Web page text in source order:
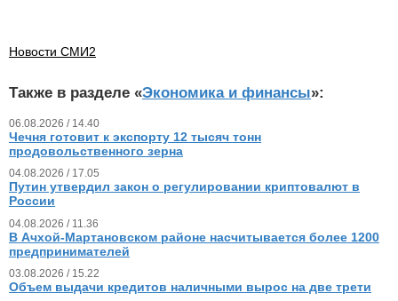
Новости СМИ2
Также в разделе «Экономика и финансы»:
06.08.2026 / 14.40
Чечня готовит к экспорту 12 тысяч тонн
продовольственного зерна
04.08.2026 / 17.05
Путин утвердил закон о регулировании криптовалют в
России
04.08.2026 / 11.36
В Ачхой-Мартановском районе насчитывается более 1200
предпринимателей
03.08.2026 / 15.22
Объем выдачи кредитов наличными вырос на две трети